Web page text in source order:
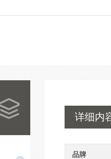
详细内
品牌